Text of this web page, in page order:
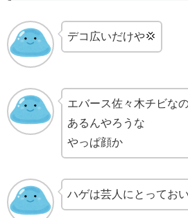
デコ広いだけや💢
エバース佐々木チビな
あるんやろうな
やっぱ顔か
ハゲは芸人にとってお